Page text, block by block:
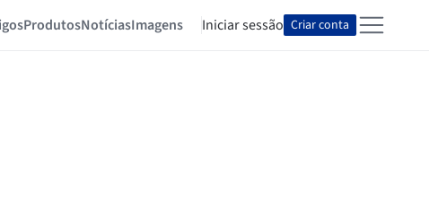
ProdutosNotíciasImagens Iniciar sessão Criar conta